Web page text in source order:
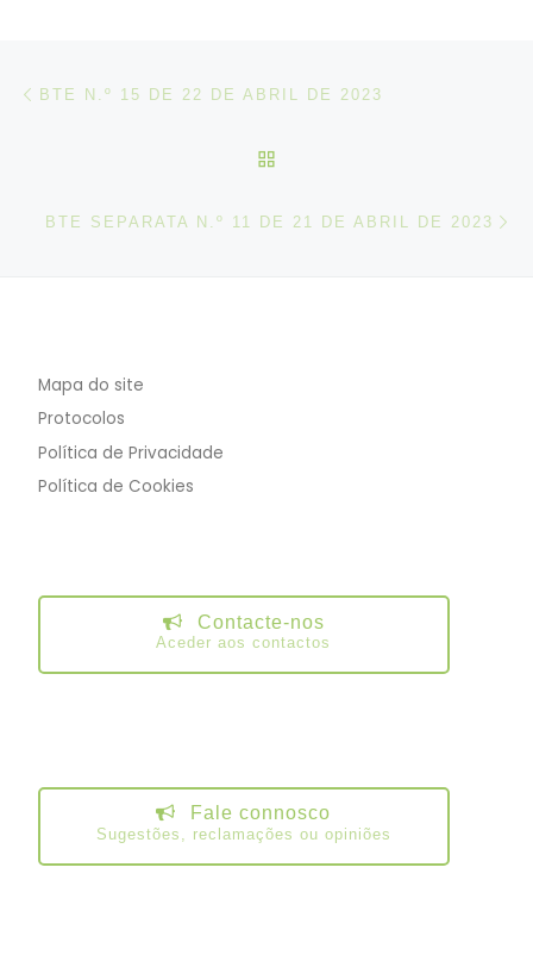
Post navigation
BTE N.º 15 DE 22 DE ABRIL DE 2023
BTE SEPARATA N.º 11 DE 21 DE ABRIL DE 2023
Mapa do site
Protocolos
Política de Privacidade
Política de Cookies
Contacte-nos
Aceder aos contactos
Fale connosco
Sugestões, reclamações ou opiniões